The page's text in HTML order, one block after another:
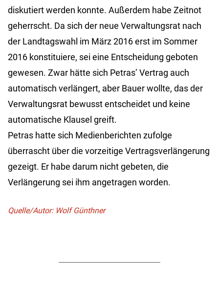
diskutiert werden konnte. Außerdem habe Zeitnot
geherrscht. Da sich der neue Verwaltungsrat nach
der Landtagswahl im März 2016 erst im Sommer
2016 konstituiere, sei eine Entscheidung geboten
gewesen. Zwar hätte sich Petras’ Vertrag auch
automatisch verlängert, aber Bauer wollte, das der
Verwaltungsrat bewusst entscheidet und keine
automatische Klausel greift.
Petras hatte sich Medienberichten zufolge
überrascht über die vorzeitige Vertragsverlängerung
gezeigt. Er habe darum nicht gebeten, die
Verlängerung sei ihm angetragen worden.
Quelle/Autor: Wolf Günthner